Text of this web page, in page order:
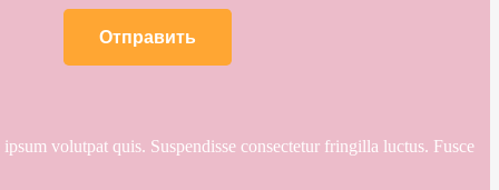
volutpat quis. Suspendisse consectetur fringilla luctus. Fusce